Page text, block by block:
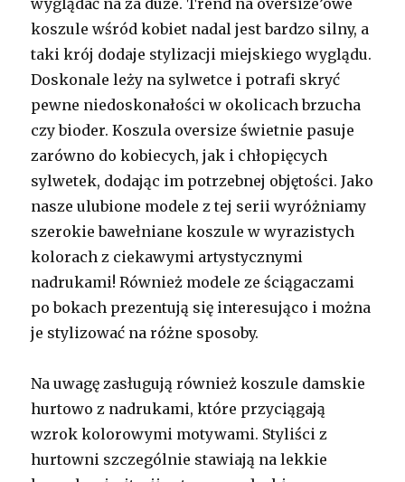
koszule wśród kobiet nadal jest bardzo silny, a
taki krój dodaje stylizacji miejskiego wyglądu.
Doskonale leży na sylwetce i potrafi skryć
pewne niedoskonałości w okolicach brzucha
czy bioder. Koszula oversize świetnie pasuje
zarówno do kobiecych, jak i chłopięcych
sylwetek, dodając im potrzebnej objętości. Jako
nasze ulubione modele z tej serii wyróżniamy
szerokie bawełniane koszule w wyrazistych
kolorach z ciekawymi artystycznymi
nadrukami! Również modele ze ściągaczami
po bokach prezentują się interesująco i można
je stylizować na różne sposoby.
Na uwagę zasługują również koszule damskie
hurtowo z nadrukami, które przyciągają
wzrok kolorowymi motywami. Styliści z
hurtowni szczególnie stawiają na lekkie